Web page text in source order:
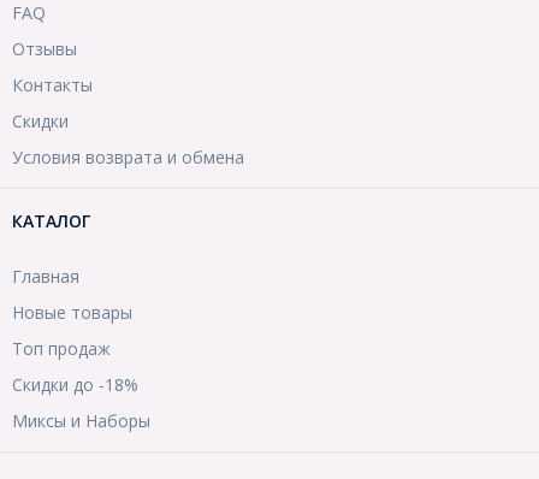
FAQ
Отзывы
Контакты
Скидки
Условия возврата и обмена
КАТАЛОГ
Главная
Новые товары
Топ продаж
Скидки до -18%
Миксы и Наборы